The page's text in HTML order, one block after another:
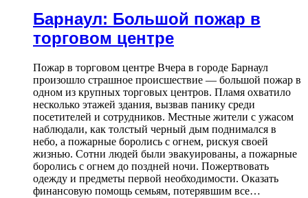
Барнаул: Большой пожар в
торговом центре
Пожар в торговом центре Вчера в городе Барнаул
произошло страшное происшествие — большой пожар в
одном из крупных торговых центров. Пламя охватило
несколько этажей здания, вызвав панику среди
посетителей и сотрудников. Местные жители с ужасом
наблюдали, как толстый черный дым поднимался в
небо, а пожарные боролись с огнем, рискуя своей
жизнью. Сотни людей были эвакуированы, а пожарные
боролись с огнем до поздней ночи. Пожертвовать
одежду и предметы первой необходимости. Оказать
финансовую помощь семьям, потерявшим все…